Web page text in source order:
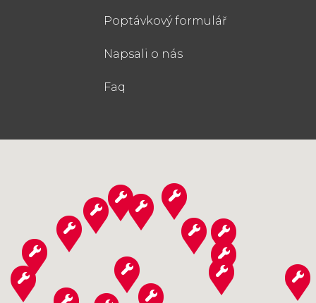
Poptávkový formulář
Napsali o nás
Faq